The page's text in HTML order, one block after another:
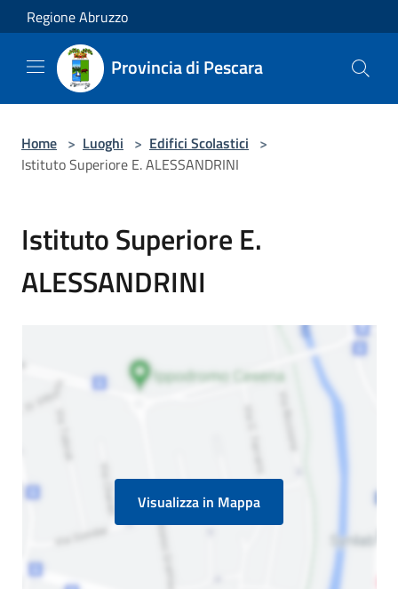
Salta al contenuto principale
Regione Abruzzo
Provincia di Pescara
Home > Luoghi > Edifici Scolastici >
Istituto Superiore E. ALESSANDRINI
Istituto Superiore E.
ALESSANDRINI
Visualizza in Mappa